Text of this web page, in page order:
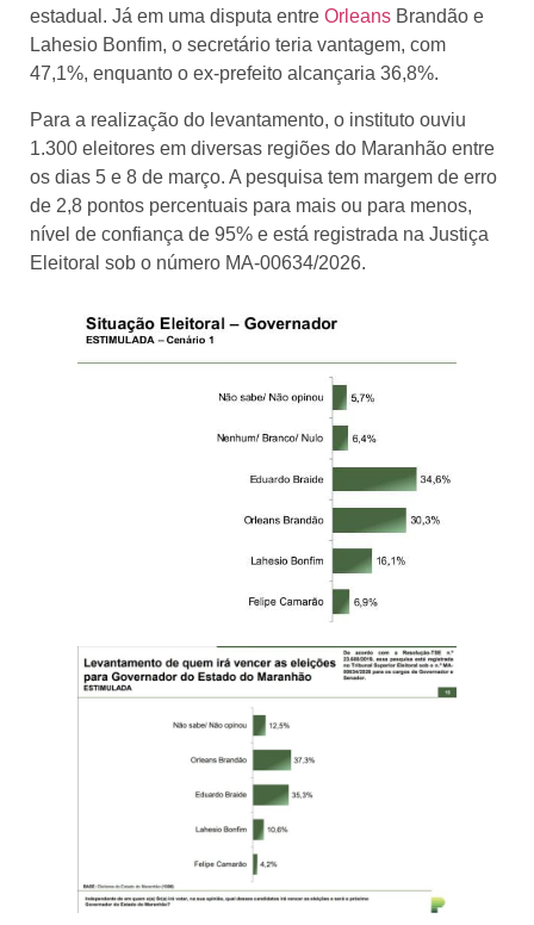
estadual. Já em uma disputa entre Orleans Brandão e
Lahesio Bonfim, o secretário teria vantagem, com
47,1%, enquanto o ex-prefeito alcançaria 36,8%.
Para a realização do levantamento, o instituto ouviu
1.300 eleitores em diversas regiões do Maranhão entre
os dias 5 e 8 de março. A pesquisa tem margem de erro
de 2,8 pontos percentuais para mais ou para menos,
nível de confiança de 95% e está registrada na Justiça
Eleitoral sob o número MA-00634/2026.